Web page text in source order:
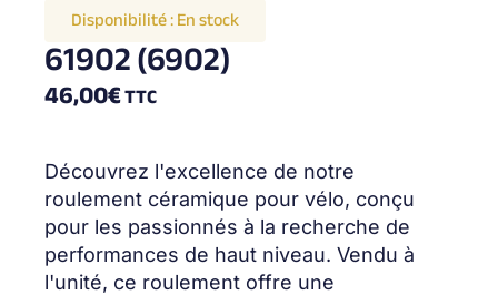
Disponibilité :En stock
61902 (6902)
46,00€TTC
Découvrez l'excellence de notre
roulement céramique pour vélo, conçu
pour les passionnés à la recherche de
performances de haut niveau. Vendu à
l'unité, ce roulement offre une